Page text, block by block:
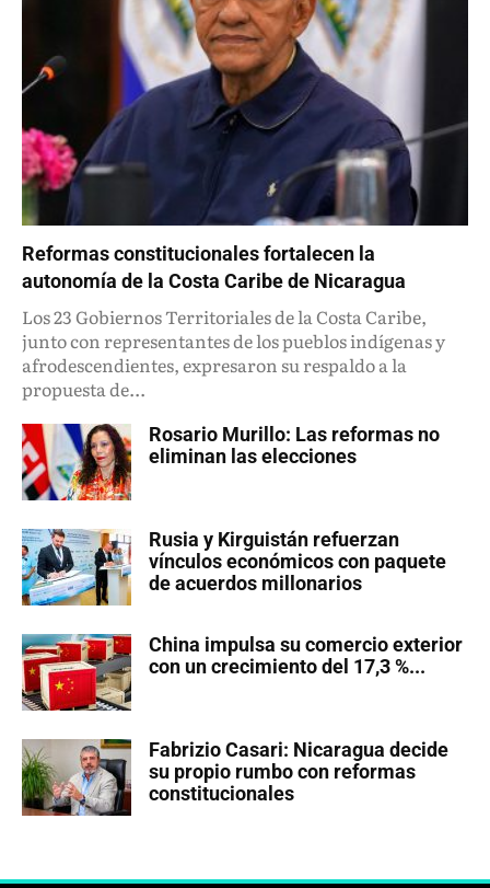
Reformas constitucionales fortalecen la
autonomía de la Costa Caribe de Nicaragua
Los 23 Gobiernos Territoriales de la Costa Caribe,
junto con representantes de los pueblos indígenas y
afrodescendientes, expresaron su respaldo a la
propuesta de...
Rosario Murillo: Las reformas no
eliminan las elecciones
Rusia y Kirguistán refuerzan
vínculos económicos con paquete
de acuerdos millonarios
China impulsa su comercio exterior
con un crecimiento del 17,3 %...
Fabrizio Casari: Nicaragua decide
su propio rumbo con reformas
constitucionales